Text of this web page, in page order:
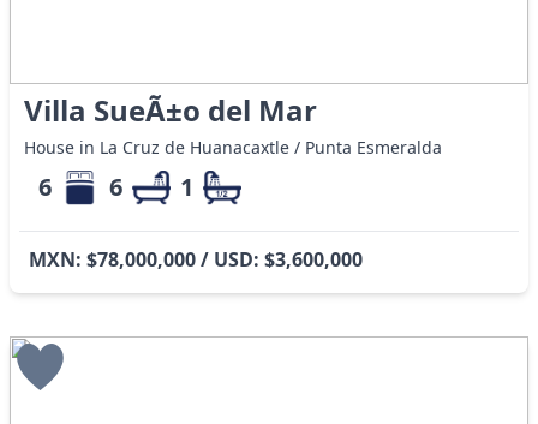
Villa SueÃ±o del Mar
House in La Cruz de Huanacaxtle / Punta Esmeralda
6 6 1
MXN: $78,000,000 / USD: $3,600,000